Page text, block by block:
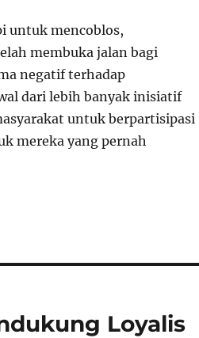
untuk mencoblos,
membuka jalan bagi
negatif terhadap
dari lebih banyak inisiatif
untuk berpartisipasi
mereka yang pernah
Loyalis